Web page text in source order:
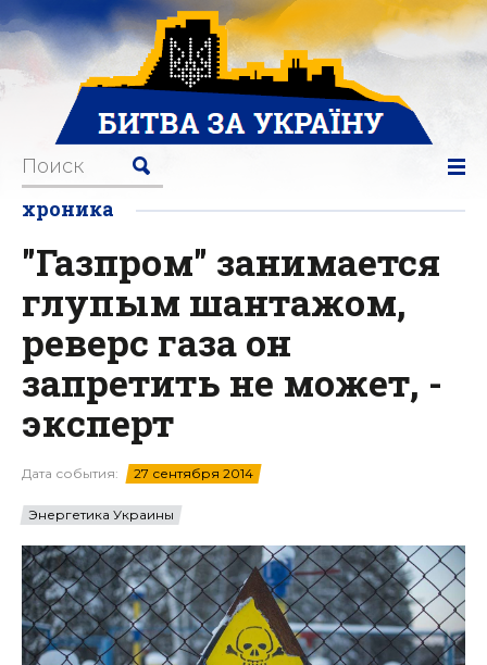
хроника
"Газпром" занимается
глупым шантажом,
реверс газа он
запретить не может, -
эксперт
Дата события: 27 сентября 2014
Энергетика Украины